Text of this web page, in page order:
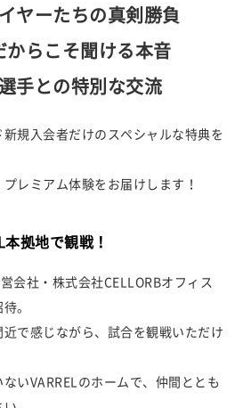
ヤーたちの真剣勝負
からこそ聞ける本音
手との特別な交流
規入会者だけのスペシャルな特典を
レミアム体験をお届けします！
本拠地で観戦！
会社・株式会社CELLORBオフィス
。
で感じながら、試合を観戦いただけ
いVARRELのホームで、仲間ととも